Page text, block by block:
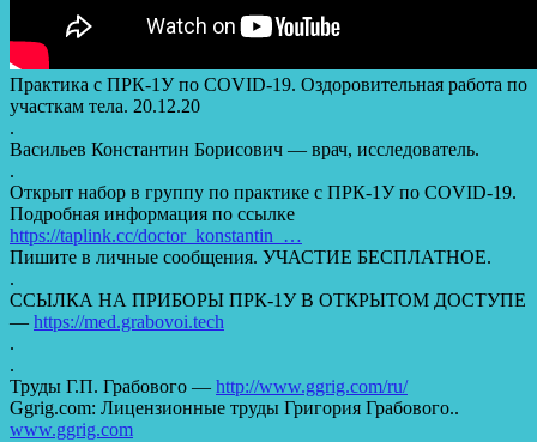
Практика с ПРК-1У по COVID-19. Оздоровительная работа по
участкам тела. 20.12.20
.
Васильев Константин Борисович — врач, исследователь.
.
Открыт набор в группу по практике с ПРК-1У по COVID-19.
Подробная информация по ссылке
https://taplink.cc/doctor_konstantin_…
Пишите в личные сообщения. УЧАСТИЕ БЕСПЛАТНОЕ.
.
ССЫЛКА НА ПРИБОРЫ ПРК-1У В ОТКРЫТОМ ДОСТУПЕ
— https://med.grabovoi.tech
.
.
Труды Г.П. Грабового — http://www.ggrig.com/ru/
Ggrig.com: Лицензионные труды Григория Грабового..
www.ggrig.com